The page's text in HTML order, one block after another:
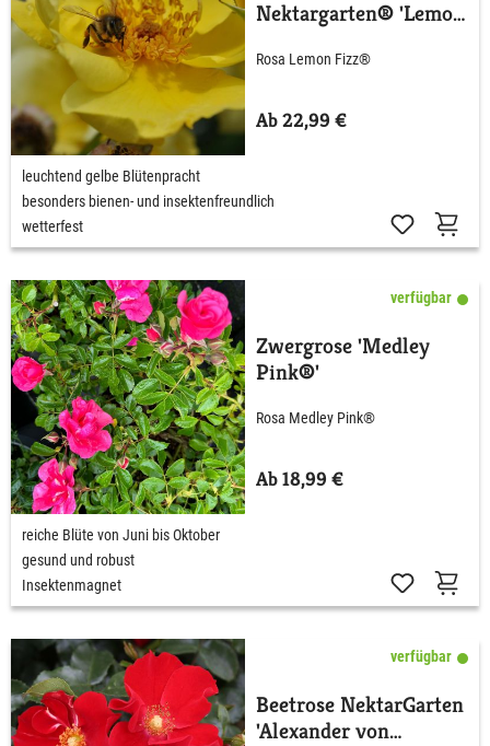
Nektargarten® 'Lemon
Rosa Lemon Fizz®
Ab 22,99 €
leuchtend gelbe Blütenpracht
besonders bienen- und insektenfreundlich
wetterfest
verfügbar
Zwergrose 'Medley
Pink®'
Rosa Medley Pink®
Ab 18,99 €
reiche Blüte von Juni bis Oktober
gesund und robust
Insektenmagnet
verfügbar
Beetrose NektarGarten
'Alexander von